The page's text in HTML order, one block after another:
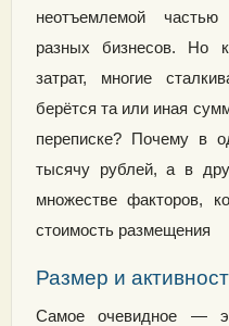
неотъемлемой
разных бизнесов. Но
затрат, многие
берётся та или иная
переписке? Почему в
тысячу рублей, а в
множестве факторов,
стоимость размещения
Размер и
Самое очевидное —